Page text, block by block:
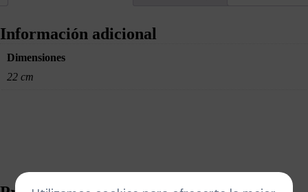
Información adicional
Dimensiones
22 cm